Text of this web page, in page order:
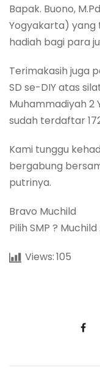
Bapak. Buono,
Yogyakarta) yang
hadiah bagi para
Terimakasih juga
SD se-DIY atas
Muhammadiyah 2
sudah terdaftar
Kami tunggu
bergabung
putrinya.
Bravo Muchild
Pilih SMP ? Muchild
Views:105